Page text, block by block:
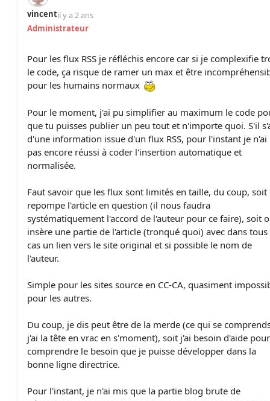
vincentil y a 2 ans
Administrateur
Pour les flux RSS je réfléchis encore car si je complexifie
le code, ça risque de ramer un max et être
pour les humains normaux
Pour le moment, j'ai pu simplifier au maximum le code
que tu puisses publier un peu tout et n'importe quoi. S'il
d'une information issue d'un flux RSS, pour l'instant je n'ai
pas encore réussi à coder l'insertion automatique et
normalisée.
Faut savoir que les flux sont limités en taille, du coup, soit
repompe l'article en question (il nous faudra
systématiquement l'accord de l'auteur pour ce faire), soit
insère une partie de l'article (tronqué quoi) avec dans tous
cas un lien vers le site original et si possible le nom de
l'auteur.
Simple pour les sites source en CC-CA, quasiment
pour les autres.
Du coup, je dis peut être de la merde (ce qui se
j'ai la tête en vrac en s'moment), soit j'ai besoin d'aide pour
comprendre le besoin que je puisse développer dans la
bonne ligne directrice.
Pour l'instant, je n'ai mis que la partie blog brute de